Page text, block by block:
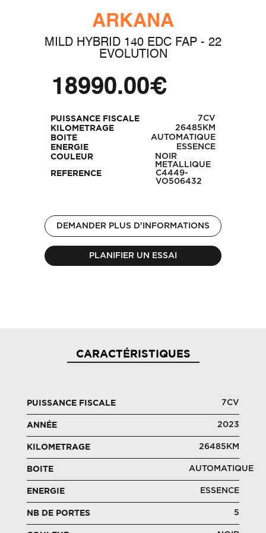
ARKANA
MILD HYBRID 140 EDC FAP - 22
EVOLUTION
18990.00€
PUISSANCE FISCALE 7CV
KILOMETRAGE 26485KM
BOITE AUTOMATIQUE
ENERGIE ESSENCE
COULEUR
NOIR
METALLIQUE
REFERENCE
C4449-
VO506432
DEMANDER PLUS D'INFORMATIONS
PLANIFIER UN ESSAI
CARACTÉRISTIQUES
PUISSANCE FISCALE 7CV
ANNÉE 2023
KILOMETRAGE 26485KM
BOITE AUTOMATIQUE
ENERGIE ESSENCE
NB DE PORTES 5